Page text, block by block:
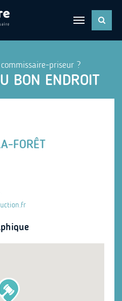
priseur ?
BON ENDROIT
FORÊT